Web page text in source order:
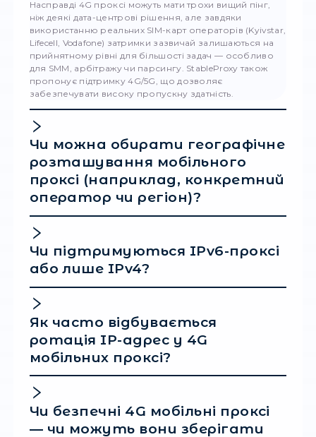
Як обрати свій
ідеальний 4G
Перед тим, як купити 4G мобільні проксі,
свої цілі. Якщо ви працюєте з соціальними
мережами — краще обирати sticky-сесію,
дозволяє зберігати IP на тривалий час.
важлива швидка ротація — налаштуйте
автооновлення IP кожні 5–10 хвилин. Також
зверніть увагу на кількість потоків,
SOCKS5/HTTP(S), та технічну підтримку.
Підсумок
4G LTE проксі — це не просто інструмент
анонімності. Це ваш цифровий щит, ваша
і свобода дій у конкурентному середовищі.
ви шукаєте надійного партнера, який надає
стабільні 4G мобільні проксі
StableProxy— найкраще рішення.
Замовляйте вже зараз і отримуйте